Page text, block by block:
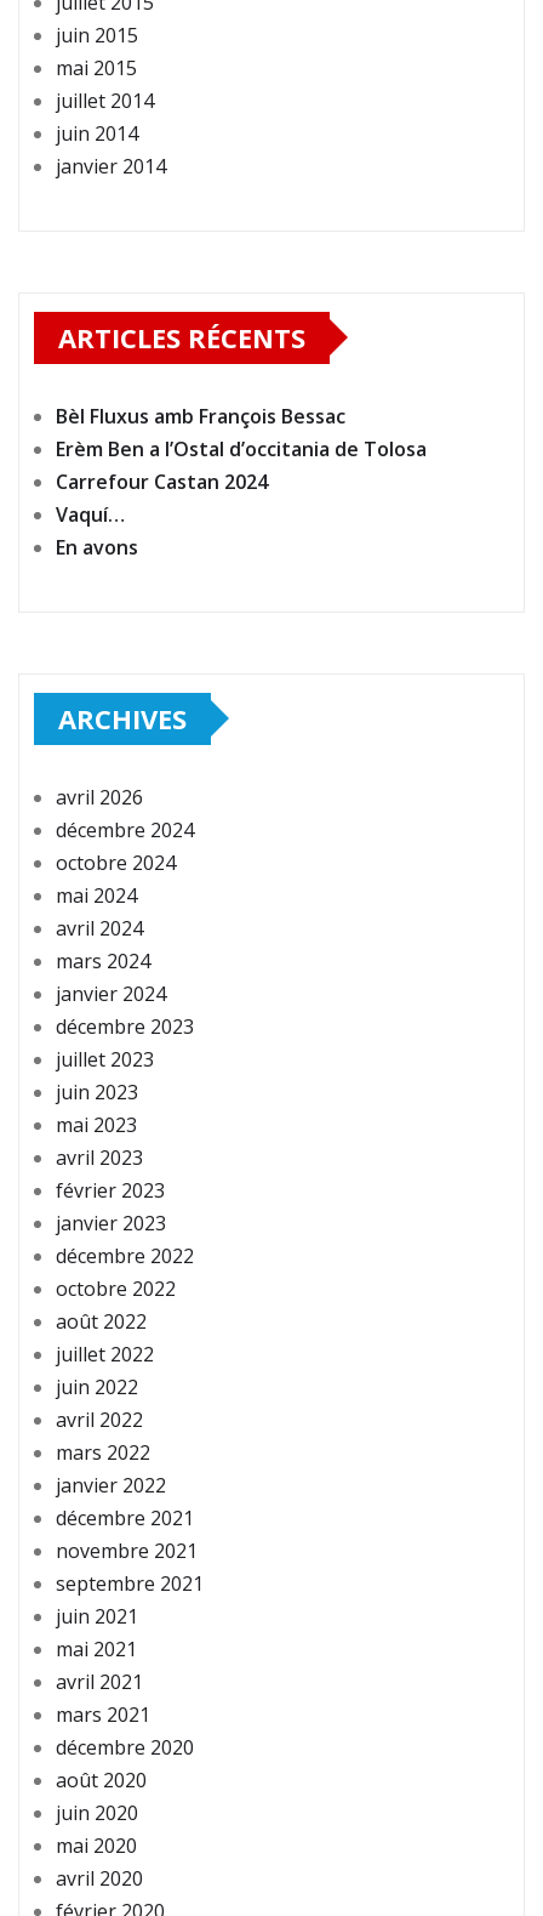
juin 2015
mai 2015
juillet 2014
juin 2014
janvier 2014
ARTICLES RÉCENTS
Bèl Fluxus amb François Bessac
Erèm Ben a l’Ostal d’occitania de Tolosa
Carrefour Castan 2024
Vaquí…
En avons
ARCHIVES
avril 2026
décembre 2024
octobre 2024
mai 2024
avril 2024
mars 2024
janvier 2024
décembre 2023
juillet 2023
juin 2023
mai 2023
avril 2023
février 2023
janvier 2023
décembre 2022
octobre 2022
août 2022
juillet 2022
juin 2022
avril 2022
mars 2022
janvier 2022
décembre 2021
novembre 2021
septembre 2021
juin 2021
mai 2021
avril 2021
mars 2021
décembre 2020
août 2020
juin 2020
mai 2020
avril 2020